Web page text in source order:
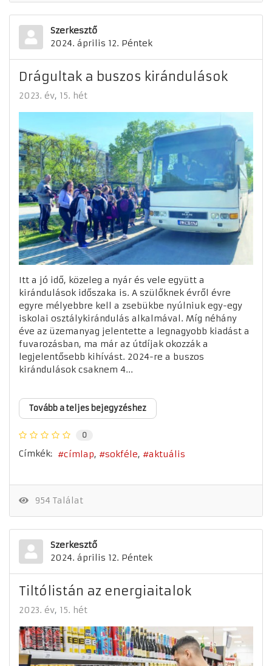
Szerkesztő
2024. április 12. Péntek
Drágultak a buszos kirándulások
2023. év 15. hét
Itt a jó idő, közeleg a nyár és vele együtt a
kirándulások időszaka is. A szülőknek évről évre
egyre mélyebbre kell a zsebükbe nyúlniuk egy-egy
iskolai osztálykirándulás alkalmával. Míg néhány
éve az üzemanyag jelentette a legnagyobb kiadást a
fuvarozásban, ma már az útdíjak okozzák a
legjelentősebb kihívást. 2024-re a buszos
kirándulások csaknem 4...
Tovább a teljes bejegyzéshez
0
Címkék: címlap sokféle aktuális
954 Találat
Szerkesztő
2024. április 12. Péntek
Tiltólistán az energiaitalok
2023. év 15. hét